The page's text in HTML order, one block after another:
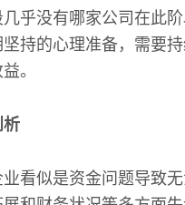
乎没有哪家公司在此
持的心理准备，需要
。
析
看似是资金问题导致